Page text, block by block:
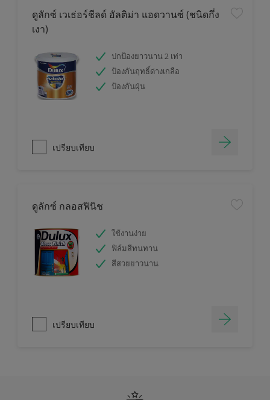
ดูลักซ์ เวเธ่อร์ชีลด์ อัลติม่า แอดวานซ์ (ชนิดกึ่ง
เงา)
ปกป้องยาวนาน 2 เท่า
ป้องกันฤทธิ์ด่างเกลือ
ป้องกันฝุ่น
เปรียบเทียบ
ดูลักซ์ กลอสฟินิช
ใช้งานง่าย
ฟิล์มสีทนทาน
สีสวยยาวนาน
เปรียบเทียบ